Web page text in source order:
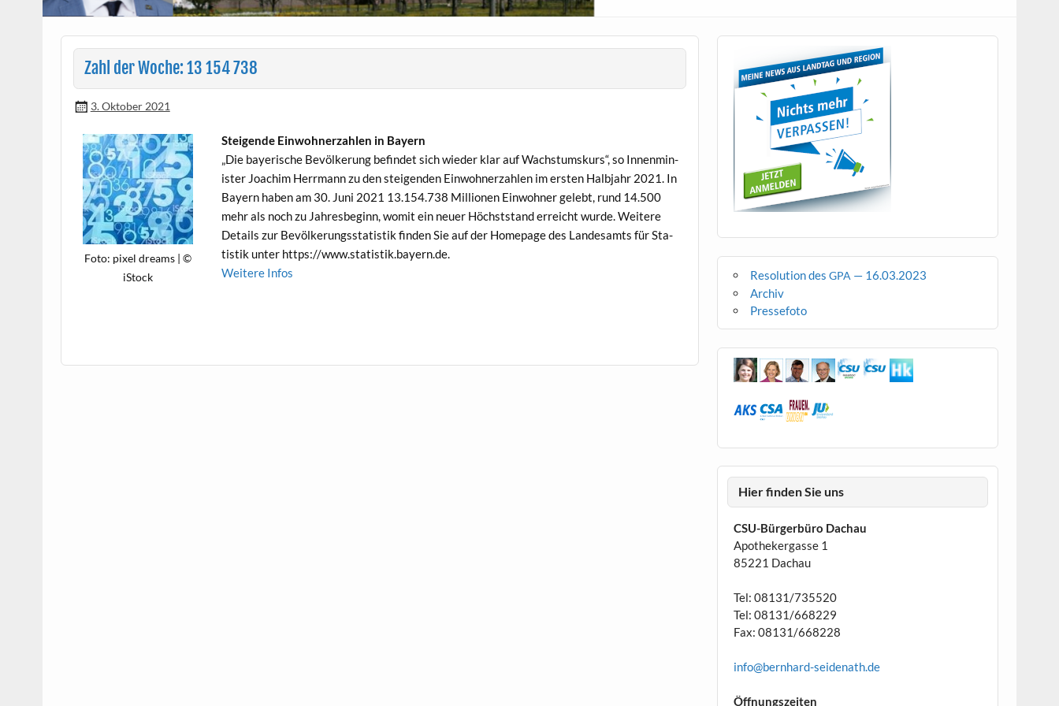
Zahl der Woche: 13 154 738
3. Oktober 2021
Foto: pix­el dreams | ©
iStock
Steigende Ein­wohn­erzahlen in Bayern
„Die bay­erische Bevölkerung befind­et sich wieder klar auf Wach­s­tum­skurs“, so Innen­min­
is­ter Joachim Her­rmann zu den steigen­den Ein­wohn­erzahlen im ersten Hal­b­jahr 2021. In
Bay­ern haben am 30. Juni 2021 13.154.738 Mil­lio­nen Ein­wohn­er gelebt, rund 14.500
mehr als noch zu Jahres­be­ginn, wom­it ein neuer Höch­st­stand erre­icht wurde. Weit­ere
Details zur Bevölkerungssta­tis­tik find­en Sie auf der Home­page des Lan­desamts für Sta­
tis­tik unter https://www.statistik.bayern.de.
Weit­ere Infos
Resolution desGPA — 16.03.2023
Archiv
Pressefoto
Hier finden Sie uns
CSU-Bürgerbüro Dachau
Apothekergasse 1
85221 Dachau
Tel: 08131/735520
Tel: 08131/668229
Fax: 08131/668228
info@bernhard-seidenath.de
Öffnungszeiten